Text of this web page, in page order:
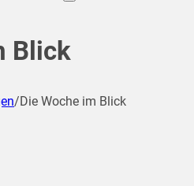
Blick
/Die Woche im Blick